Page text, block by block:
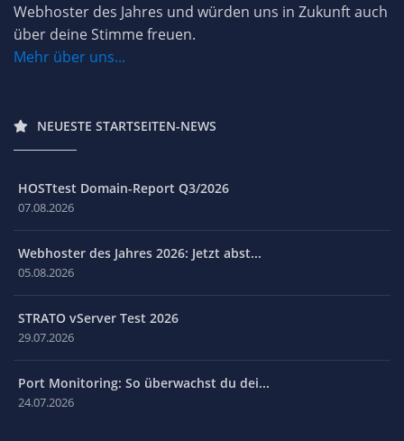
Webhoster des Jahres und würden uns in Zukunft auch
über deine Stimme freuen.
Mehr über uns...
NEUESTE STARTSEITEN-NEWS
HOSTtest Domain-Report Q3/2026
07.08.2026
Webhoster des Jahres 2026: Jetzt abst...
05.08.2026
STRATO vServer Test 2026
29.07.2026
Port Monitoring: So überwachst du dei...
24.07.2026